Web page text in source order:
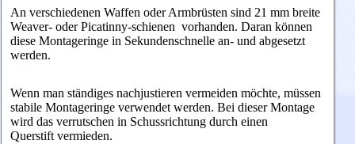
An verschiedenen Waffen oder Armbrüsten sind 21 mm breite
Weaver- oder Picatinny-schienen vorhanden. Daran können
diese Montageringe in Sekundenschnelle an- und abgesetzt
werden.
Wenn man ständiges nachjustieren vermeiden möchte, müssen
stabile Montageringe verwendet werden. Bei dieser Montage
wird das verrutschen in Schussrichtung durch einen
Querstift vermieden.